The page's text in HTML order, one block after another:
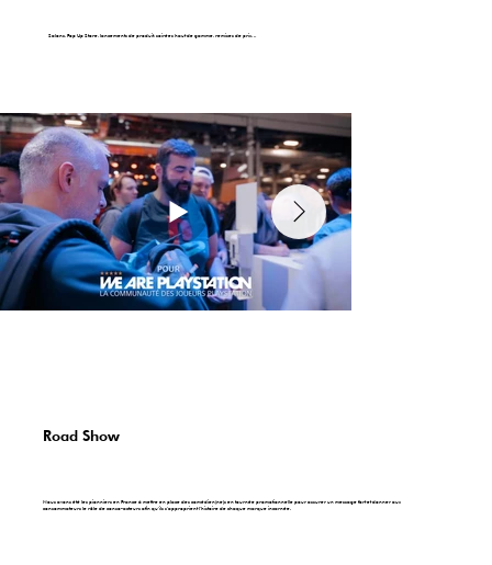
Salons, Pop Up Store, lancements de produit, soirées haut de gamme, remises de prix…
Road Show
Nous avons été les pionniers en France à mettre en place des comédien(ne)s en tournée promotionnelle pour assurer un message fort et donner aux
consommateurs le rôle de conso-acteurs afin qu’ils s’approprient l’histoire de chaque marque incarnée.